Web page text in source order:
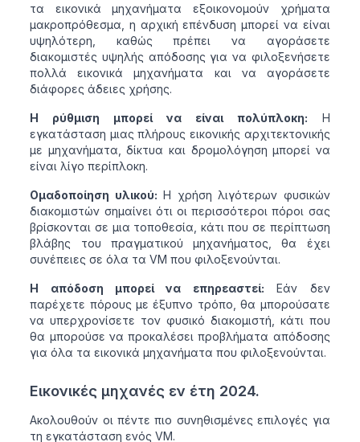
τα εικονικά μηχανήματα εξοικονομούν χρήματα
μακροπρόθεσμα, η αρχική επένδυση μπορεί να είναι
υψηλότερη, καθώς πρέπει να αγοράσετε
διακομιστές υψηλής απόδοσης για να φιλοξενήσετε
πολλά εικονικά μηχανήματα και να αγοράσετε
διάφορες άδειες χρήσης.
Η ρύθμιση μπορεί να είναι πολύπλοκη: Η
εγκατάσταση μιας πλήρους εικονικής αρχιτεκτονικής
με μηχανήματα, δίκτυα και δρομολόγηση μπορεί να
είναι λίγο περίπλοκη.
Ομαδοποίηση υλικού: Η χρήση λιγότερων φυσικών
διακομιστών σημαίνει ότι οι περισσότεροι πόροι σας
βρίσκονται σε μια τοποθεσία, κάτι που σε περίπτωση
βλάβης του πραγματικού μηχανήματος, θα έχει
συνέπειες σε όλα τα VM που φιλοξενούνται.
Η απόδοση μπορεί να επηρεαστεί: Εάν δεν
παρέχετε πόρους με έξυπνο τρόπο, θα μπορούσατε
να υπερχρονίσετε τον φυσικό διακομιστή, κάτι που
θα μπορούσε να προκαλέσει προβλήματα απόδοσης
για όλα τα εικονικά μηχανήματα που φιλοξενούνται.
Εικονικές μηχανές εν έτη 2024.
Ακολουθούν οι πέντε πιο συνηθισμένες επιλογές για
τη εγκατάσταση ενός VM.